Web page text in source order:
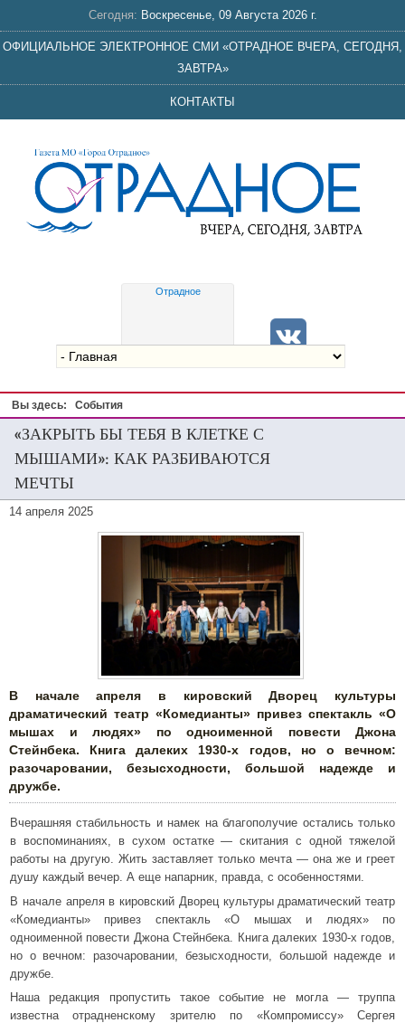
Сегодня: Воскресенье, 09 Августа 2026 г.
ОФИЦИАЛЬНОЕ ЭЛЕКТРОННОЕ СМИ «ОТРАДНОЕ ВЧЕРА, СЕГОДНЯ,
ЗАВТРА»
КОНТАКТЫ
Отрадное
Вы здесь: События
«ЗАКРЫТЬ БЫ ТЕБЯ В КЛЕТКЕ С
МЫШАМИ»: КАК РАЗБИВАЮТСЯ
МЕЧТЫ
14 апреля 2025
В начале апреля в кировский Дворец культуры
драматический театр «Комедианты» привез спектакль «О
мышах и людях» по одноименной повести Джона
Стейнбека. Книга далеких 1930-х годов, но о вечном:
разочаровании, безысходности, большой надежде и
дружбе.
Вчерашняя стабильность и намек на благополучие остались только
в воспоминаниях, в сухом остатке — скитания с одной тяжелой
работы на другую. Жить заставляет только мечта — она же и греет
душу каждый вечер. А еще напарник, правда, с особенностями.
В начале апреля в кировский Дворец культуры драматический театр
«Комедианты» привез спектакль «О мышах и людях» по
одноименной повести Джона Стейнбека. Книга далеких 1930-х годов,
но о вечном: разочаровании, безысходности, большой надежде и
дружбе.
Наша редакция пропустить такое событие не могла — труппа
известна отрадненскому зрителю по «Компромиссу» Сергея